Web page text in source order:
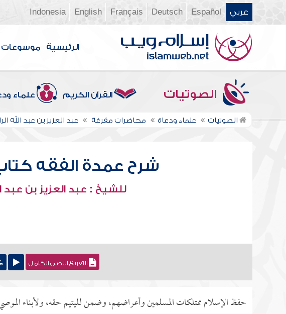
عربي Español
Deutsch
Français
English
Indonesia
الرئيسية موسوعات
الصوتيات القرآن الكريم علماء
الصوتيات علماء ودعاة محاضرات مفرغة عبد العزيز بن عبد الله
شرح عمدة الفقه كتاب
للشيخ : عبد العزيز بن عبد
التفريغ النصي الكامل
حفظ الإسلام ممتلكات المسلمين وأعراضهم، وضمن لليتيم حقه، ولأبناء